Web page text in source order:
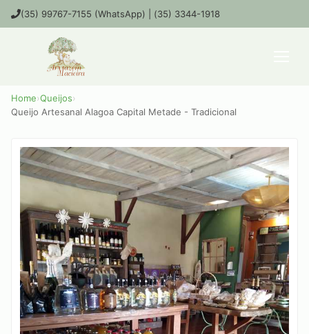
(35) 99767-7155 (WhatsApp) | (35) 3344-1918
Home›Queijos›
Queijo Artesanal Alagoa Capital Metade - Tradicional